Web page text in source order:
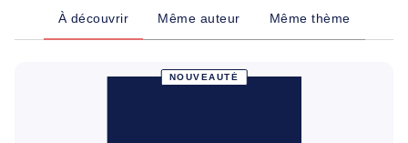
À découvrir Même auteur Même thème
NOUVEAUTÉ